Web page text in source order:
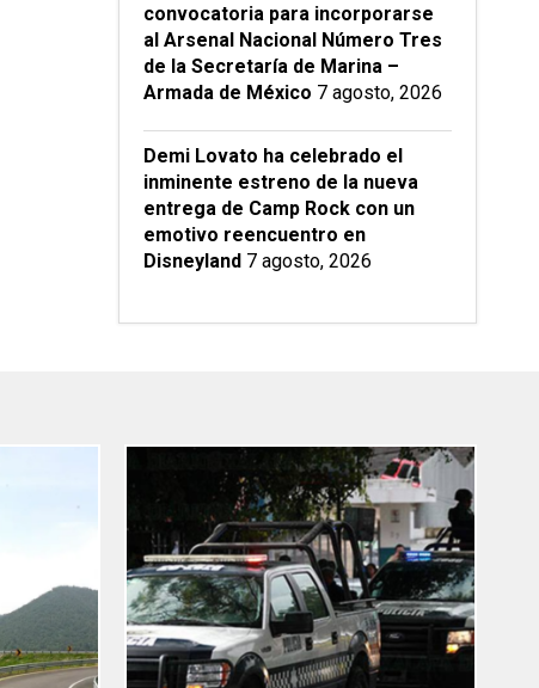
convocatoria para incorporarse
al Arsenal Nacional Número Tres
de la Secretaría de Marina –
Armada de México 7 agosto, 2026
Demi Lovato ha celebrado el
inminente estreno de la nueva
entrega de Camp Rock con un
emotivo reencuentro en
Disneyland 7 agosto, 2026